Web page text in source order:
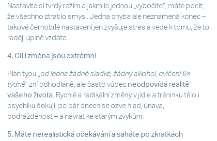
Nastavíte si tvrdý režim a jakmile jednou „vybočíte“, máte pocit,
že všechno ztratilo smysl. Jedna chyba ale neznamená konec –
takové černobílé nastavení jen zvyšuje stres a vede k tomu, že to
raději úplně vzdáte.
4. Cíl i změna jsou extrémní
Plán typu „ od ledna žádné sladké, žádný alkohol, cvičení 6×
týdně“ zní odhodlaně, ale často vůbec neodpovídá realitě
vašeho života . Rychlé a radikální změny v jídle a tréninku tělo i
psychiku šokují, po pár dnech se ozve hlad, únava,
podrážděnost – a návrat ke starým zvykům.
5. Máte nerealistická očekávání a saháte po zkratkách